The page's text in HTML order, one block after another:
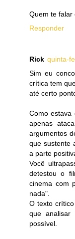
Quem te falar
Responder
Rick quinta-
Sim eu
crítica tem
até certo
Como estava
apenas
argumentos
que sustente
a parte
Você
detestou o
cinema com
nada".
O texto
que analisar
possível.